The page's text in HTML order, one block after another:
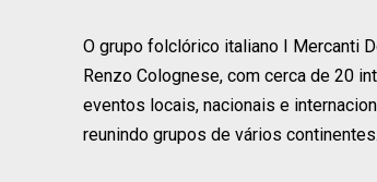
O grupo folclórico italiano I Mercanti
Renzo Colognese, com cerca de 20
eventos locais, nacionais e
reunindo grupos de vários continentes.